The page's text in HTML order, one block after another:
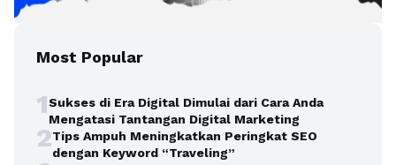
Most Popular
1Sukses di Era Digital Dimulai dari Cara Anda
Mengatasi Tantangan Digital Marketing
2Tips Ampuh Meningkatkan Peringkat SEO
dengan Keyword “Traveling”